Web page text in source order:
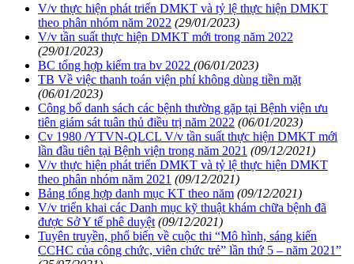
V/v thực hiện phát triển DMKT và tỷ lệ thực hiện DMKT
theo phân nhóm năm 2022 (29/01/2023)
V/v tần suất thực hiện DMKT mới trong năm 2022
(29/01/2023)
BC tổng hợp kiểm tra bv 2022 (06/01/2023)
TB Về việc thanh toán viện phí không dùng tiền mặt
(06/01/2023)
Công bố danh sách các bệnh thường gặp tại Bệnh viện ưu
tiên giám sát tuân thủ điều trị năm 2022 (06/01/2023)
Cv 1980 /YTVN-QLCL V/v tần suất thực hiện DMKT mới
lần đầu tiên tại Bệnh viện trong năm 2021 (09/12/2021)
V/v thực hiện phát triển DMKT và tỷ lệ thực hiện DMKT
theo phân nhóm năm 2021 (09/12/2021)
Bảng tổng hợp danh mục KT theo năm (09/12/2021)
V/v triển khai các Danh mục kỹ thuật khám chữa bệnh đã
được Sở Y tế phê duyệt (09/12/2021)
Tuyên truyền, phổ biến về cuộc thi “Mô hình, sáng kiến
CCHC của công chức, viên chức trẻ” lần thứ 5 – năm 2021”